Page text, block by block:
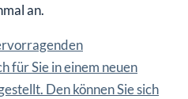
an.
für Sie in einem neuen
Den können Sie sich